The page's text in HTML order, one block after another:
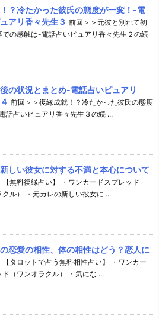
？冷たかった彼氏の態度が一変！-電
アリ香々先生３ 前回＞＞元彼と別れて初
での感触は-電話占いピュアリ香々先生２の続
の状況とまとめ-電話占いピュアリ
前回＞＞復縁成就！？冷たかった彼氏の態度
話占いピュアリ香々先生３の続 ...
しい彼女に対する不満と本心について
【無料復縁占い】 ・ワンカードスプレッド
クル） ・元カレの新しい彼女に ...
恋愛の相性、体の相性はどう？恋人に
【タロットで占う無料相性占い】 ・ワンカー
ド（ワンオラクル） ・気にな ...